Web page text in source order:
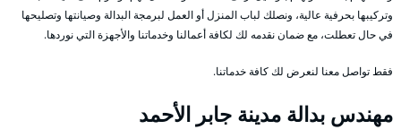
وتركيبها بحرفية عالية، ونصلك لباب المنزل أو العمل لبرمجة البدالة وصيانتها وتصليحها
في حال تعطلت، مع ضمان نقدمه لك لكافة أعمالنا وخدماتنا والأجهزة التي نوردها.
فقط تواصل معنا لنعرض لك كافة خدماتنا.
مهندس بدالة مدينة جابر الأحمد